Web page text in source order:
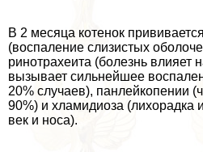
В 2 месяца котенок
(воспаление слизистых
ринотрахеита (болезнь влияет
вызывает сильнейшее
20% случаев), панлейкопении
90%) и xлaмидиоза (лихорадка
век и носа).